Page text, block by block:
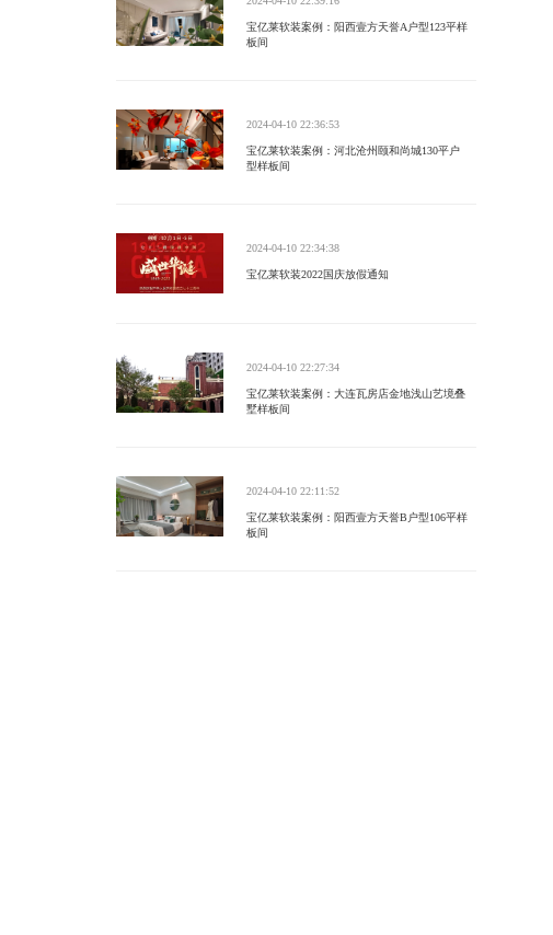
宝亿莱软装案例：阳西壹方天誉A户型123平样
板间
2024-04-10 22:36:53
宝亿莱软装案例：河北沧州颐和尚城130平户
型样板间
2024-04-10 22:34:38
宝亿莱软装2022国庆放假通知
2024-04-10 22:27:34
宝亿莱软装案例：大连瓦房店金地浅山艺境叠
墅样板间
2024-04-10 22:11:52
宝亿莱软装案例：阳西壹方天誉B户型106平样
板间